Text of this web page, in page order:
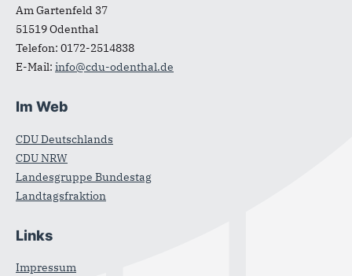
Am Gartenfeld 37
51519Odenthal
Telefon: 0172-2514838
E-Mail: info@cdu-odenthal.de
Im Web
CDU Deutschlands
CDU NRW
Landesgruppe Bundestag
Landtagsfraktion
Links
Impressum